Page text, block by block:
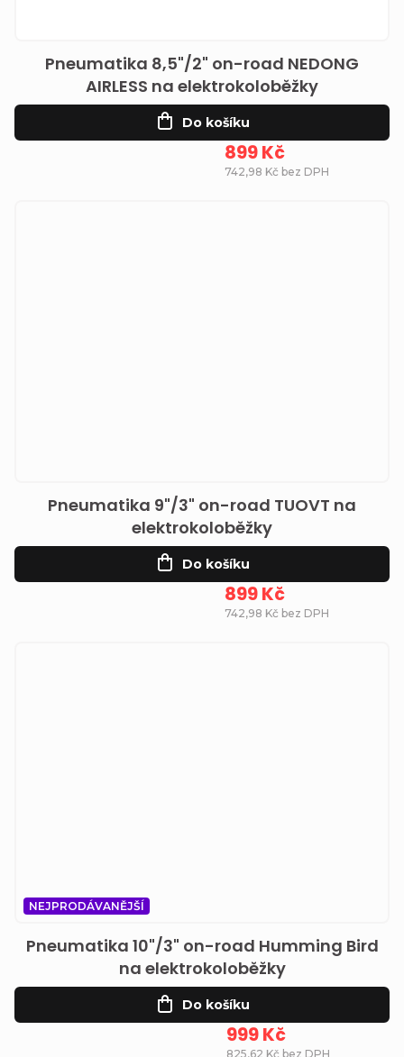
Pneumatika 8,5"/2" on-road NEDONG
AIRLESS na elektrokoloběžky
742,98 Kč bez DPH
899 Kč
Do košíku
Pneumatika 9"/3" on-road TUOVT na
elektrokoloběžky
742,98 Kč bez DPH
899 Kč
Do košíku
NEJPRODÁVANĚJŠÍ
Pneumatika 10"/3" on-road Humming Bird
na elektrokoloběžky
825,62 Kč bez DPH
999 Kč
Do košíku